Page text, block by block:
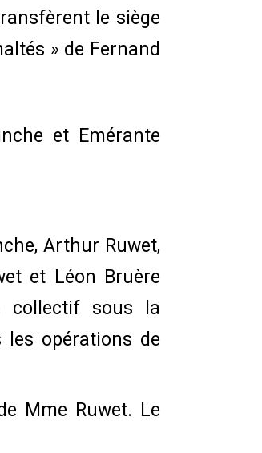
le siège
» de Fernand
et Emérante
Arthur Ruwet,
et Léon Bruère
collectif sous la
les opérations de
Mme Ruwet. Le